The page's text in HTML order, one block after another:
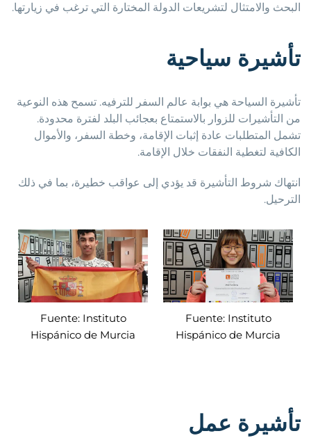
البحث والامتثال لتشريعات الدولة المختارة التي ترغب في زيارتها.
تأشيرة سياحية
تأشيرة السياحة هي بوابة عالم السفر للترفيه. تسمح هذه النوعية
من التأشيرات للزوار بالاستمتاع بعجائب البلد لفترة محدودة.
تشمل المتطلبات عادة إثبات الإقامة، وخطة السفر، والأموال
الكافية لتغطية النفقات خلال الإقامة.
انتهاك شروط التأشيرة قد يؤدي إلى عواقب خطيرة، بما في ذلك
الترحيل.
Fuente: Instituto
Hispánico de Murcia
Fuente: Instituto
Hispánico de Murcia
تأشيرة عمل